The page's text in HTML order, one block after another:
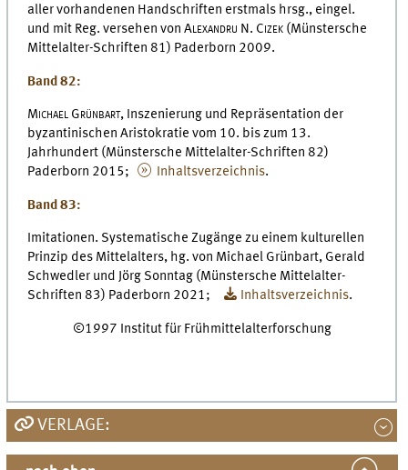
aller vorhandenen Handschriften erstmals hrsg., eingel.
und mit Reg. versehen vonAlexandru N. Cizek (Münstersche
Mittelalter-Schriften 81) Paderborn 2009.
Band 82:
Michael Grünbart, Inszenierung und Repräsentation der
byzantinischen Aristokratie vom 10. bis zum 13.
Jahrhundert (Münstersche Mittelalter-Schriften 82)
Paderborn 2015;
Inhaltsverzeichnis.
Band 83:
Imitationen. Systematische Zugänge zu einem kulturellen
Prinzip des Mittelalters, hg. von Michael Grünbart, Gerald
Schwedler und Jörg Sonntag (Münstersche Mittelalter-
Schriften 83) Paderborn 2021;
Inhaltsverzeichnis.
©1997 Institut für Frühmittelalterforschung
VERLAGE: